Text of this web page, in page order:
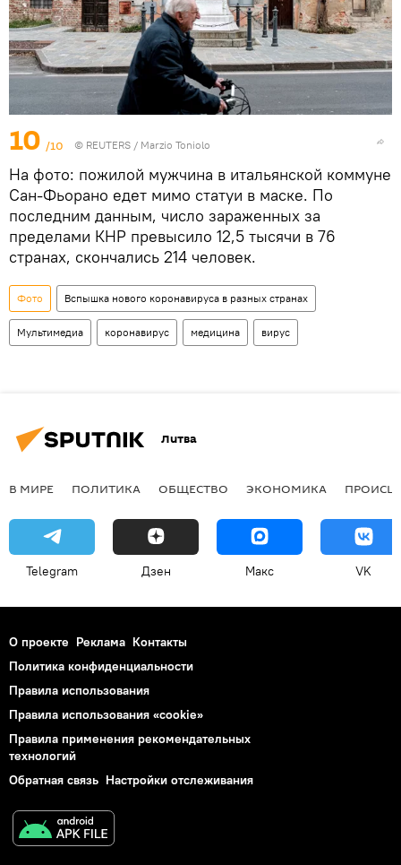
10 /10 © REUTERS / Marzio Toniolo
На фото: пожилой мужчина в итальянской коммуне
Сан-Фьорано едет мимо статуи в маске. По
последним данным, число зараженных за
пределами КНР превысило 12,5 тысячи в 76
странах, скончались 214 человек.
Фото Вспышка нового коронавируса в разных странах
Мультимедиа коронавирус медицина вирус
Литва
В МИРЕ ПОЛИТИКА ОБЩЕСТВО ЭКОНОМИКА
Telegram Дзен Макс VK
О проекте Реклама Контакты
Политика конфиденциальности
Правила использования
Правила использования «cookie»
Правила применения рекомендательных
технологий
Обратная связь Настройки отслеживания